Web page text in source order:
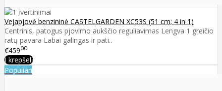
Vejapjovė benzininė CASTELGARDEN XC53S (51 cm; 4 in 1)
Centrinis, patogus pjovimo aukščio reguliavimas Lengva 1 greičio
ratų pavara Labai galingas ir pati..
€45900
Į krepšelį
Populiari